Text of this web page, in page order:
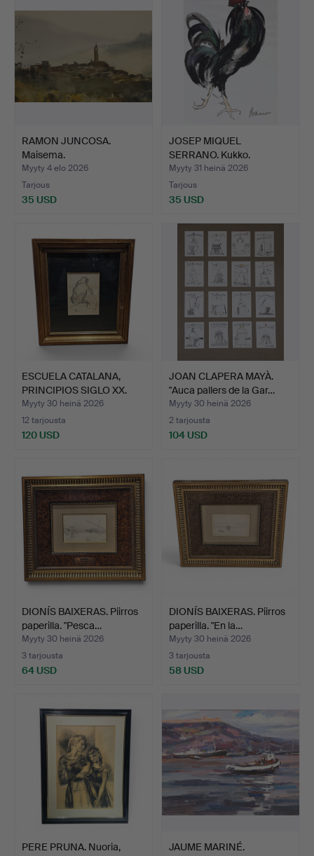
RAMON JUNCOSA.
Maisema.
Myyty 4 elo 2026
Tarjous
35 USD
JOSEP MIQUEL
SERRANO. Kukko.
Myyty 31 heinä 2026
Tarjous
35 USD
ESCUELA CATALANA,
PRINCIPIOS SIGLO XX.
Van…
Myyty 30 heinä 2026
12 tarjousta
120 USD
JOAN CLAPERA MAYÀ.
"Auca pallers de la Gar…
Myyty 30 heinä 2026
2 tarjousta
104 USD
DIONÍS BAIXERAS. Piirros
paperilla. "Pesca…
Myyty 30 heinä 2026
3 tarjousta
64 USD
DIONÍS BAIXERAS. Piirros
paperilla. "En la…
Myyty 30 heinä 2026
3 tarjousta
58 USD
PERE PRUNA. Nuoria,
JAUME MARINÉ.